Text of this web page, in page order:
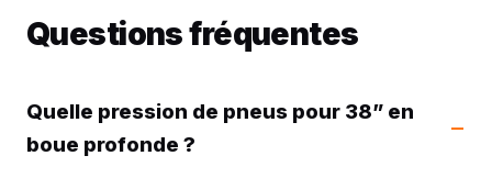
Questions fréquentes
Quelle pression de pneus pour 38” en
boue profonde ?